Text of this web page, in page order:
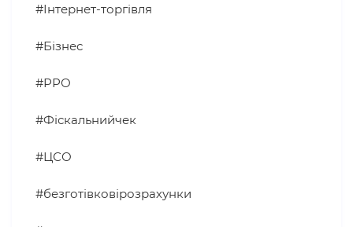
#Інтернет-торгівля
#Бізнес
#РРО
#Фіскальнийчек
#ЦСО
#безготівковірозрахунки